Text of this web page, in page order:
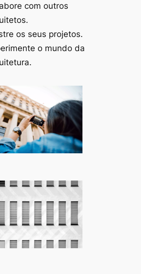
com outros
os seus projetos.
o mundo da